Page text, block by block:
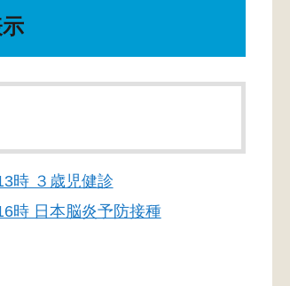
時 ３歳児健診
時 日本脳炎予防接種